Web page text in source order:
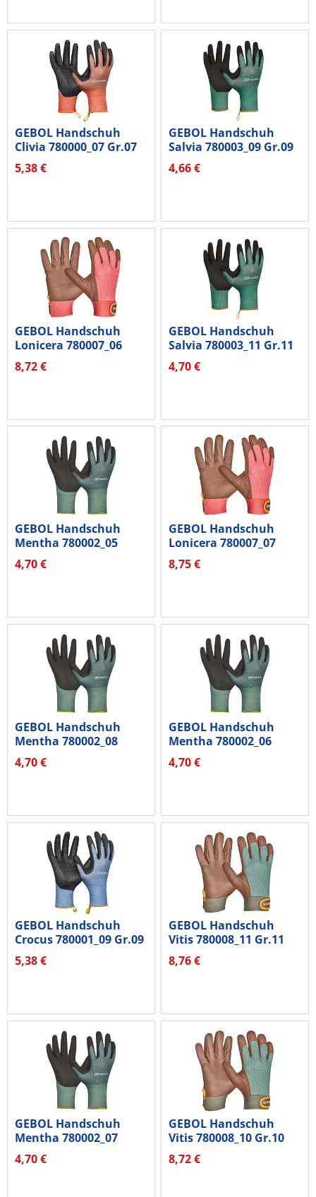
GEBOL Handschuh
Clivia 780000_07 Gr.07
1Paar
5,38 €
GEBOL Handschuh
Salvia 780003_09 Gr.09
1Paar
4,66 €
GEBOL Handschuh
Lonicera 780007_06
Gr.06 1Paar
8,72 €
GEBOL Handschuh
Salvia 780003_11 Gr.11
1Paar
4,70 €
GEBOL Handschuh
Mentha 780002_05
Gr.05 1Paar
4,70 €
GEBOL Handschuh
Lonicera 780007_07
Gr.07 1Paar
8,75 €
GEBOL Handschuh
Mentha 780002_08
Gr.08 1Paar
4,70 €
GEBOL Handschuh
Mentha 780002_06
Gr.06 1Paar
4,70 €
GEBOL Handschuh
Crocus 780001_09 Gr.09
1Paar
5,38 €
GEBOL Handschuh
Vitis 780008_11 Gr.11
1Paar
8,76 €
GEBOL Handschuh
Mentha 780002_07
Gr.07 1Paar
4,70 €
GEBOL Handschuh
Vitis 780008_10 Gr.10
1Paar
8,72 €